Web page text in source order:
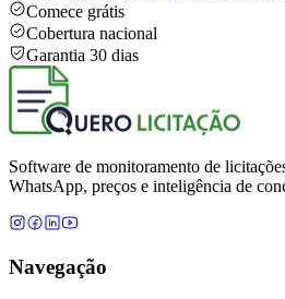
Comece grátis
Cobertura nacional
Garantia 30 dias
Software de monitoramento de
WhatsApp, preços e inteligência de
Navegação